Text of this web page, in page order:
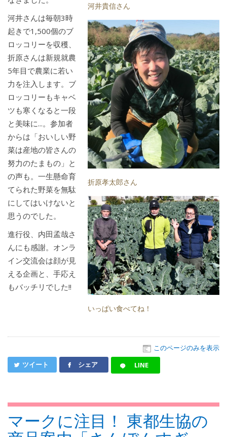
河井貴信さん
折原孝太郎さん
いっぱい食べてね！
河井さんは毎朝3時
起きで1,500個のブ
ロッコリーを収穫、
折原さんは新規就農
5年目で農業に若い
力を注入します。ブ
ロッコリーもキャベ
ツも寒くなると一段
と美味に...。参加者
からは「おいしい野
菜は産地の皆さんの
努力のたまもの」と
の声も。一生懸命育
てられた野菜を無駄
にしてはいけないと
思うのでした。
進行役、内田孟哉さ
んにも感謝。オンラ
イン交流会は顔が見
える企画と、手応え
もバッチリでした!!
このページのみを表示
ツイート シェア LINE
マークに注目！ 東都生協の